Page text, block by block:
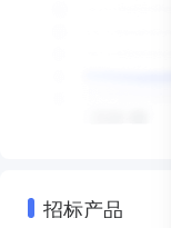
招标产品